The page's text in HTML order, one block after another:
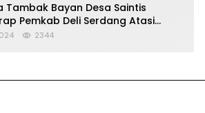
Tambak Bayan Desa Saintis
Pemkab Deli Serdang Atasi
2344